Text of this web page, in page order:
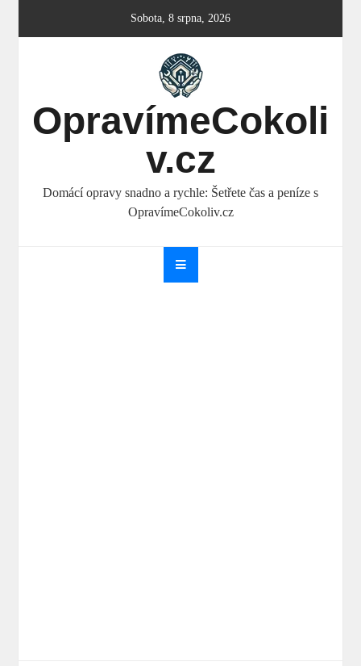
Sobota, 8 srpna, 2026
OpravímeCokoli
v.cz
Domácí opravy snadno a rychle: Šetřete čas a peníze s
OpravímeCokoliv.cz